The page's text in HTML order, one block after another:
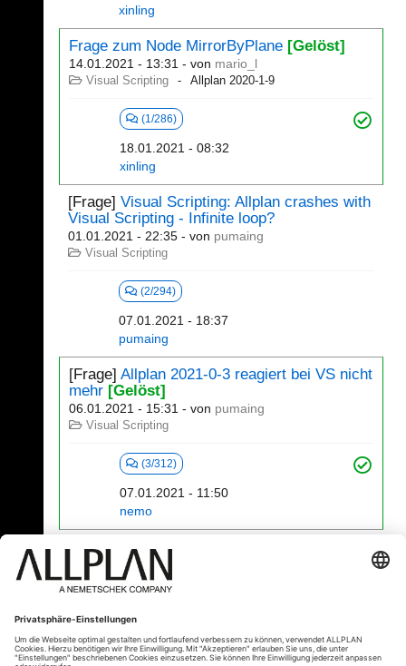
xinling
Frage zum Node MirrorByPlane [Gelöst]
14.01.2021 - 13:31 - von mario_l
Visual Scripting Allplan 2020-1-9
(1/286)
18.01.2021 - 08:32
xinling
[Frage] Visual Scripting: Allplan crashes with
Visual Scripting - Infinite loop?
01.01.2021 - 22:35 - von pumaing
Visual Scripting
(2/294)
07.01.2021 - 18:37
pumaing
[Frage] Allplan 2021-0-3 reagiert bei VS nicht
mehr [Gelöst]
06.01.2021 - 15:31 - von pumaing
Visual Scripting
(3/312)
07.01.2021 - 11:50
nemo
341 - 360 (393)
⇤